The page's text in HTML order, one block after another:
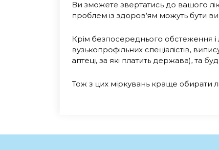
Ви зможете звертатись до вашого
проблем із здоров’ям можуть бути
Крім безпосереднього обстеження і
вузькопрофільних спеціалістів,
аптеці, за які платить держава), та
Тож з цих міркувань краще обирати